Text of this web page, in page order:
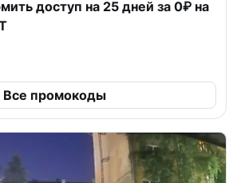
доступ на 25 дней за 0₽ на
Все промокоды